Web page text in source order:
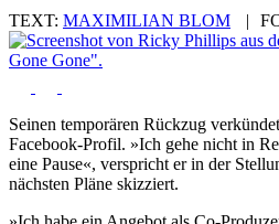
TEXT: MAXIMILIAN BLOM |
Seinen temporären Rückzug
Facebook-Profil. »Ich gehe nicht in
eine Pause«, verspricht er in der
nächsten Pläne skizziert.